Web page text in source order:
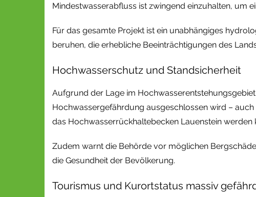
Mindestwasserabfluss ist zwingend einzuhalten, um
Für das gesamte Projekt ist ein unabhängiges
beruhen, die erhebliche Beeinträchtigungen des
Hochwasserschutz und Standsicherheit
Aufgrund der Lage im
Hochwassergefährdung ausgeschlossen wird –
das Hochwasserrückhaltebecken Lauenstein werden
Zudem warnt die Behörde vor möglichen
die Gesundheit der Bevölkerung.
Tourismus und Kurortstatus massiv